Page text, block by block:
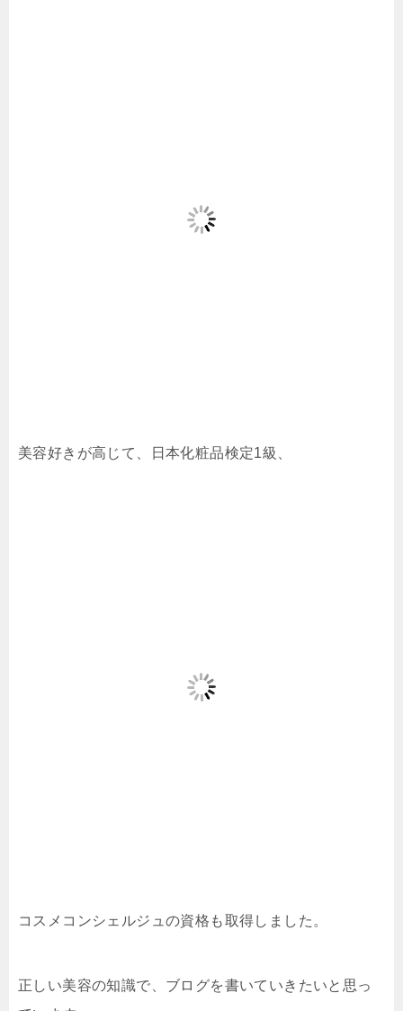
美容好きが高じて、日本化粧品検定1級、
コスメコンシェルジュの資格も取得しました。
正しい美容の知識で、ブログを書いていきたいと思っ